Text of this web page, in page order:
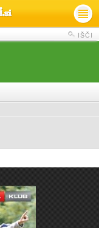
IŠČI